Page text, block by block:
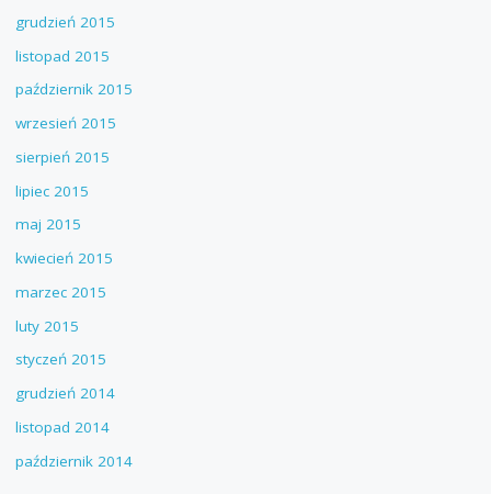
grudzień 2015
listopad 2015
październik 2015
wrzesień 2015
sierpień 2015
lipiec 2015
maj 2015
kwiecień 2015
marzec 2015
luty 2015
styczeń 2015
grudzień 2014
listopad 2014
październik 2014